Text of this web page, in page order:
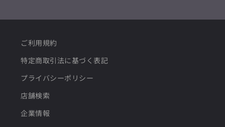
ご利用規約
特定商取引法に基づく表記
プライバシーポリシー
店舗検索
企業情報